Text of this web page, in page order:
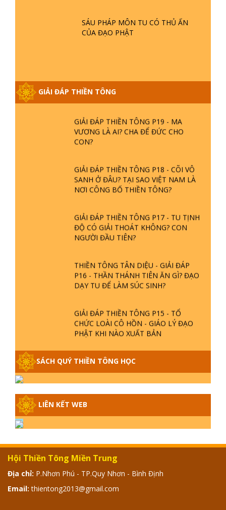
SÁU PHÁP MÔN TU CÓ THỦ ẤN
CỦA ĐẠO PHẬT
GIẢI ĐÁP THIỀN TÔNG
GIẢI ĐÁP VỀ LỄ TIỄN THIỀN TÔNG SƯ
NGỌC LÂM VỀ PHẬT GIỚI
PHẦN 20 - BÁC NGUYỄN NHÂN LÀ AI?
PHIỀN NÃO DO ĐÂU MÀ CÓ?
GIẢI ĐÁP THIỀN TÔNG P19 - MA
VƯƠNG LÀ AI? CHA ĐỂ ĐỨC CHO
CON?
GIẢI ĐÁP THIỀN TÔNG P18 - CÕI VÔ
SANH Ở ĐÂU? TẠI SAO VIỆT NAM LÀ
NƠI CÔNG BỐ THIỀN TÔNG?
GIẢI ĐÁP THIỀN TÔNG P17 - TU TỊNH
ĐỘ CÓ GIẢI THOÁT KHÔNG? CON
NGƯỜI ĐẦU TIÊN?
THIỀN TÔNG TÂN DIỆU - GIẢI ĐÁP
P16 - THẦN THÁNH TIÊN ĂN GÌ? ĐẠO
DẠY TU ĐỂ LÀM SÚC SINH?
GIẢI ĐÁP THIỀN TÔNG P15 - TỔ
CHỨC LOÀI CÔ HỒN - GIÁO LÝ ĐẠO
PHẬT KHI NÀO XUẤT BẢN
GIẢI ĐÁP THIỀN TÔNG ĐẶC BIỆT -
P14 - NGUỒN GỐC ÂM LỊCH DƯƠNG
GIẢI ĐÁP THIỀN TÔNG ĐẶC BIỆT -
P13 - CON NGƯỜI TU THÀNH PHẬT
GIẢI ĐÁP THIỀN TÔNG ĐẶC BIỆT -
P12 - SỰ THẬT VỀ ĐẠI HỒNG THỦY?
TRỜI ĐÁNH THÁNH ĐÂM THẦN VẶN
SÁCH QUÝ THIỀN TÔNG HỌC
LIÊN KẾT WEB
Hội Thiền Tông Miền Trung
Địa chỉ: P.Nhơn Phú - TP.Quy Nhơn - Bình Định
Email: thientong2013@gmail.com